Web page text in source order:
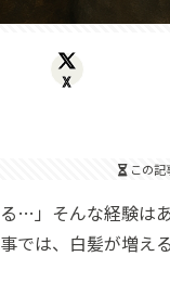
X
この記
…」そんな経験は
では、白髪が増え